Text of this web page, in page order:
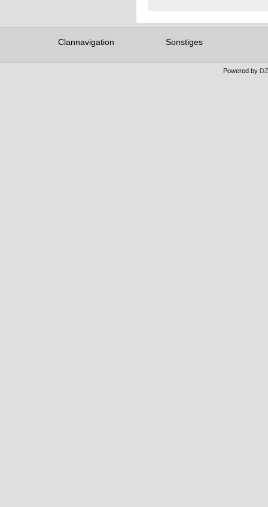
Clannavigation Sonstiges
Powered by